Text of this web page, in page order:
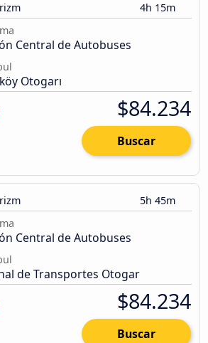
4h 15m
Central de Autobuses
Otogarı
$84.234
Buscar
5h 45m
Central de Autobuses
de Transportes Otogar
$84.234
Buscar